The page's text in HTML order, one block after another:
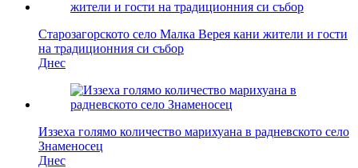
Старозагорското село Малка Верея кани жители и гости
на традиционния си събор
Днес
Иззеха голямо количество марихуана в радневското село
Знаменосец
Днес